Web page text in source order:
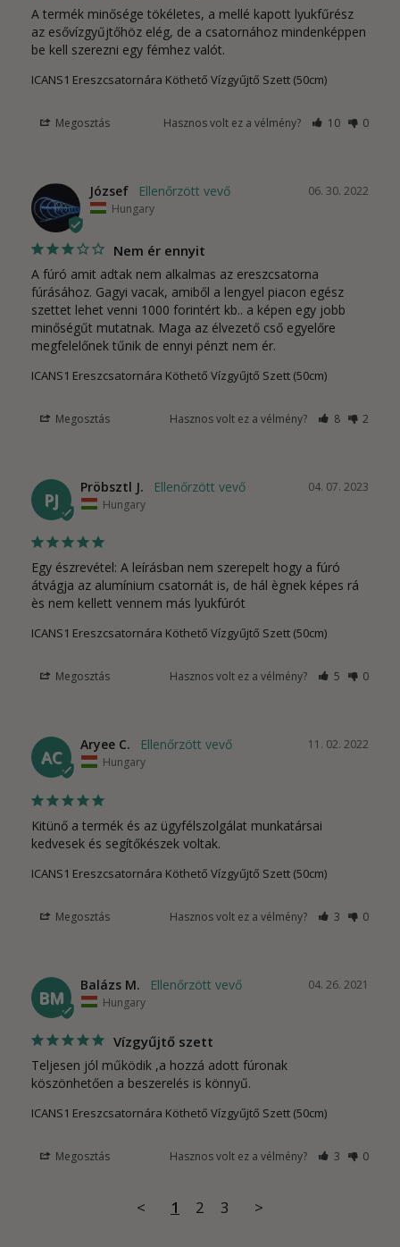
A termék minősége tökéletes, a mellé kapott lyukfűrész
az esővízgyűjtőhöz elég, de a csatornához mindenképpen
be kell szerezni egy fémhez valót.
ICANS1 Ereszcsatornára Köthető Vízgyűjtő Szett (50cm)
Megosztás Hasznos volt ez a vélmény? 10 0
06. 30. 2022
József
Hungary
Nem ér ennyit
A fúró amit adtak nem alkalmas az ereszcsatorna
fúrásához. Gagyi vacak, amiből a lengyel piacon egész
szettet lehet venni 1000 forintért kb.. a képen egy jobb
minőségűt mutatnak. Maga az élvezető cső egyelőre
megfelelőnek tűnik de ennyi pénzt nem ér.
ICANS1 Ereszcsatornára Köthető Vízgyűjtő Szett (50cm)
Megosztás Hasznos volt ez a vélmény? 8 2
PJ
04. 07. 2023
Pröbsztl J.
Hungary
Egy észrevétel: A leírásban nem szerepelt hogy a fúró
átvágja az alumínium csatornát is, de hál ègnek képes rá
ès nem kellett vennem más lyukfúrót
ICANS1 Ereszcsatornára Köthető Vízgyűjtő Szett (50cm)
Megosztás Hasznos volt ez a vélmény? 5 0
AC
11. 02. 2022
Aryee C.
Hungary
Kitünő a termék és az ügyfélszolgálat munkatársai
kedvesek és segítőkészek voltak.
ICANS1 Ereszcsatornára Köthető Vízgyűjtő Szett (50cm)
Megosztás Hasznos volt ez a vélmény? 3 0
BM
04. 26. 2021
Balázs M.
Hungary
Vízgyűjtő szett
Teljesen jól működik ,a hozzá adott fúronak
köszönhetően a beszerelés is könnyű.
ICANS1 Ereszcsatornára Köthető Vízgyűjtő Szett (50cm)
Megosztás Hasznos volt ez a vélmény? 3 0
< 1 2 3 >